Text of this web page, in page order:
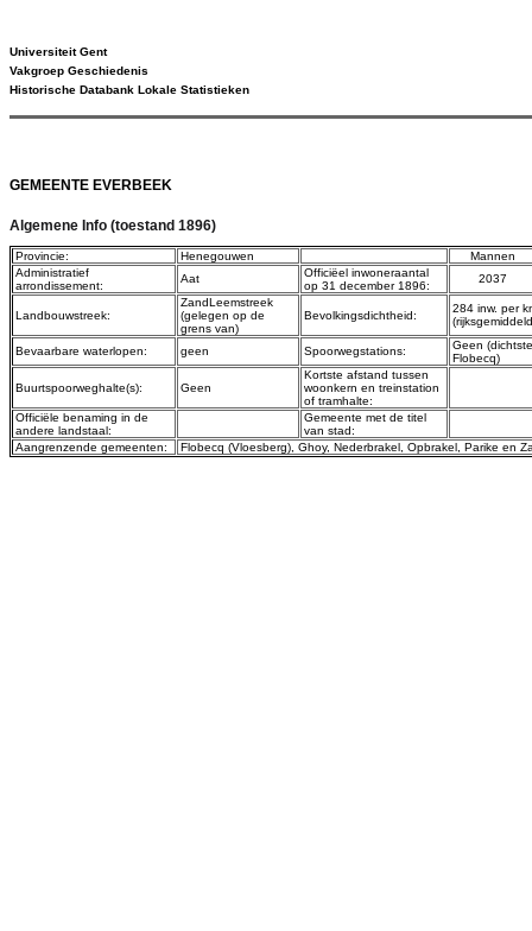
Universiteit Gent
Vakgroep Geschiedenis
Historische Databank Lokale Statistieken
GEMEENTE EVERBEEK
Algemene Info (toestand 1896)
Provincie: Henegouwen
Mannen
Administratief
arrondissement:
Aat
Officiëel inwoneraantal
op 31 december 1896:
2037
Landbouwstreek:
ZandLeemstreek
(gelegen op de
grens van)
Bevolkingsdichtheid:
284 inw. per
Bevaarbare waterlopen: geen Spoorwegstations:
Geen
Flobecq)
Buurtspoorweghalte(s): Geen
Kortste afstand tussen
woonkern en treinstation
of tramhalte:
Officiële benaming in de
andere landstaal:
Gemeente met de titel
van stad:
Aangrenzende gemeenten:
Flobecq (Vloesberg) Ghoy, Nederbrakel Opbrakel Parike en